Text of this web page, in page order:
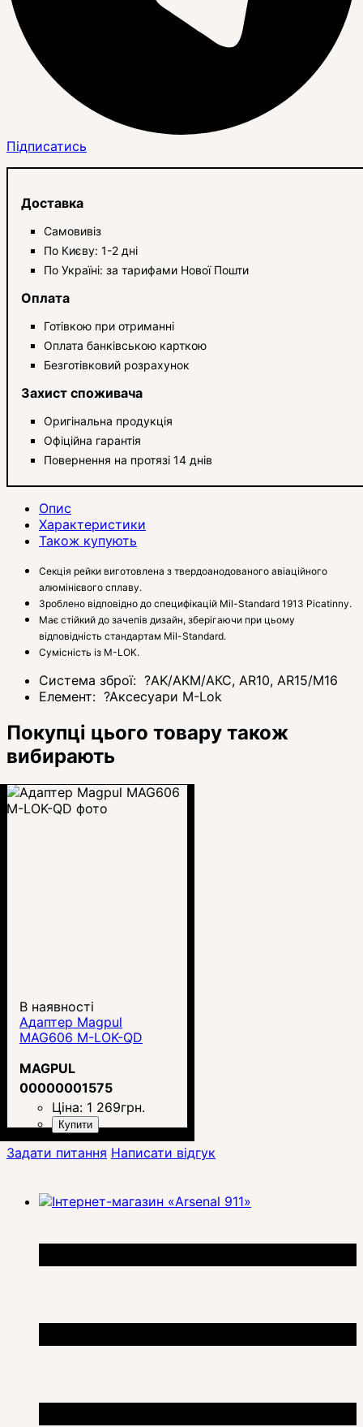
Підписатись
Доставка
Самовивіз
По Києву: 1-2 дні
По Україні: за тарифами Нової Пошти
Оплата
Готівкою при отриманні
Оплата банківською карткою
Безготівковий розрахунок
Захист споживача
Оригінальна продукція
Офіційна гарантія
Повернення на протязі 14 днів
Опис
Характеристики
Також купують
Секція рейки виготовлена з твердоанодованого авіаційного
алюмінієвого сплаву.
Зроблено відповідно до специфікацій Mil-Standard 1913 Picatinny.
Має стійкий до зачепів дизайн, зберігаючи при цьому
відповідність стандартам Mil-Standard.
Сумісність із M-LOK.
Система зброї: ?AK/АКМ/АКС, AR10, AR15/M16
Елемент: ?Аксесуари M-Lok
Покупці цього товару також
вибирають
В наявності
Адаптер Magpul
MAG606 M-LOK-QD
MAGPUL
00000001575
Ціна: 1 269грн.
Купити
Задати питання Написати відгук